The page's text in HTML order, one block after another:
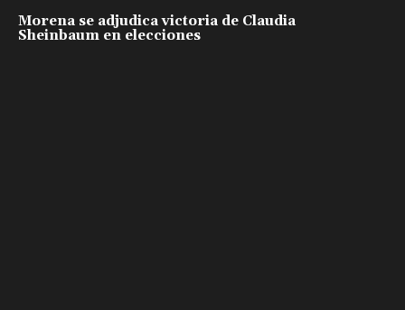
Morena se adjudica victoria de Claudia
Sheinbaum en elecciones